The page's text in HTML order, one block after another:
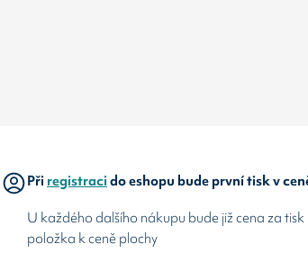
Přiregistracido eshopu bude první tisk v
U každého dalšího nákupu bude již cena za
položka k ceně plochy